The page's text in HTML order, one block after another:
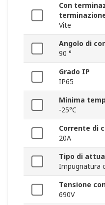
Con
Vite
Angolo di
90 °
Grado IP
IP65
Minima
-25°C
Corrente di
20A
Tipo di
Impugnatura
Tensione
690V